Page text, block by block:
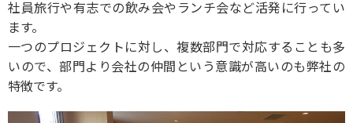
社員旅行や有志での飲み会やランチ会など活発に行ってい
ます。
一つのプロジェクトに対し、複数部門で対応することも多
いので、部門より会社の仲間という意識が高いのも弊社の
特徴です。